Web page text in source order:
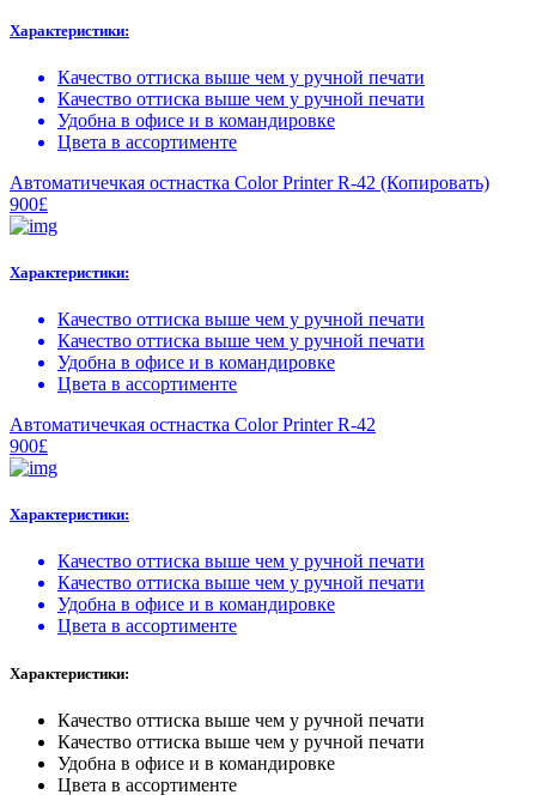
Характеристики:
Качество оттиска выше чем у ручной печати
Качество оттиска выше чем у ручной печати
Удобна в офисе и в командировке
Цвета в ассортименте
Автоматичечкая остнастка Color Printer R-42 (Копировать)
900£
Характеристики:
Качество оттиска выше чем у ручной печати
Качество оттиска выше чем у ручной печати
Удобна в офисе и в командировке
Цвета в ассортименте
Автоматичечкая остнастка Color Printer R-42
900£
Характеристики:
Качество оттиска выше чем у ручной печати
Качество оттиска выше чем у ручной печати
Удобна в офисе и в командировке
Цвета в ассортименте
Характеристики:
Качество оттиска выше чем у ручной печати
Качество оттиска выше чем у ручной печати
Удобна в офисе и в командировке
Цвета в ассортименте